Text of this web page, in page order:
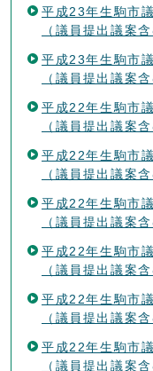
平成23年生駒市
（議員提出議案含
平成23年生駒市
（議員提出議案含
平成22年生駒市
（議員提出議案含
平成22年生駒市
（議員提出議案含
平成22年生駒市
（議員提出議案含
平成22年生駒市
（議員提出議案含
平成22年生駒市
（議員提出議案含
平成22年生駒市
（議員提出議案含